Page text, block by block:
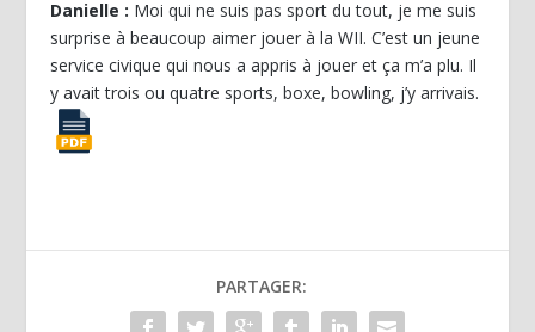
Danielle : Moi qui ne suis pas sport du tout, je me suis
surprise à beaucoup aimer jouer à la WII. C’est un jeune
service civique qui nous a appris à jouer et ça m’a plu. Il
y avait trois ou quatre sports, boxe, bowling, j’y arrivais.
PARTAGER: